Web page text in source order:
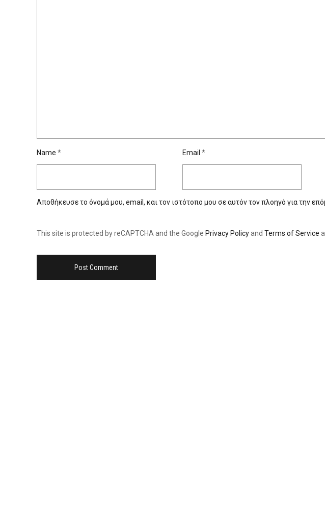
Name * Email *
Αποθήκευσε το όνομά μου, email, και τον ιστότοπο μου σε αυτόν τον πλοηγό για την
This site is protected by reCAPTCHA and the Google Privacy Policyand Terms of Service